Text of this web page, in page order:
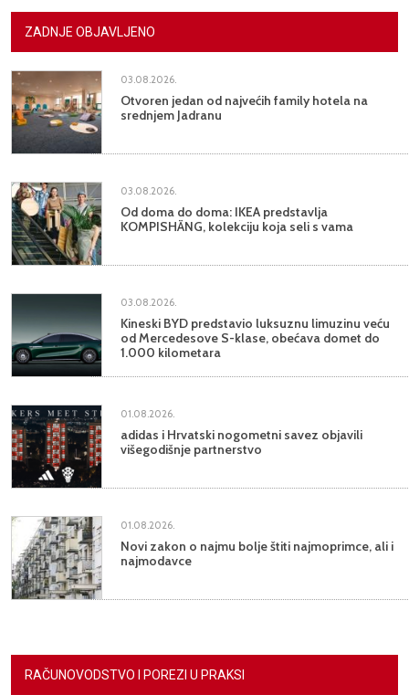
ZADNJE OBJAVLJENO
03.08.2026.
Otvoren jedan od najvećih family hotela na
srednjem Jadranu
03.08.2026.
Od doma do doma: IKEA predstavlja
KOMPISHÄNG, kolekciju koja seli s vama
03.08.2026.
Kineski BYD predstavio luksuznu limuzinu veću
od Mercedesove S-klase, obećava domet do
1.000 kilometara
01.08.2026.
adidas i Hrvatski nogometni savez objavili
višegodišnje partnerstvo
01.08.2026.
Novi zakon o najmu bolje štiti najmoprimce, ali i
najmodavce
RAČUNOVODSTVO I POREZI U PRAKSI